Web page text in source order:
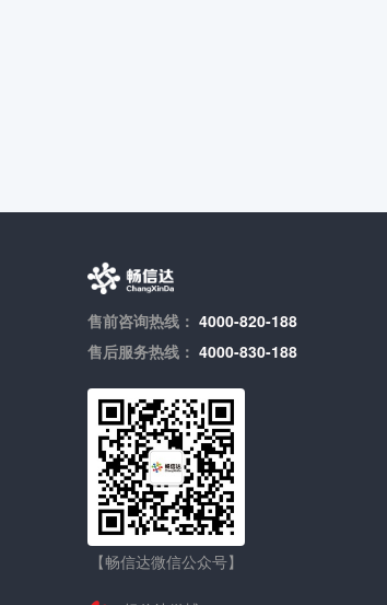
售前咨询热线： 4000-820-188
售后服务热线： 4000-830-188
【畅信达微信公众号】